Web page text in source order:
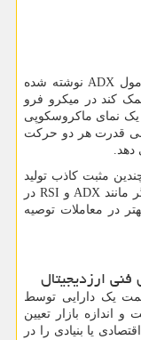
ADXنوشته شده
کند در میکرو فرو
یک نمای ماکروسکوپی
قدرت هر دو حرکت
دهد.
مثبت کاذب تولید
مانند ADXو RSI در
در معاملات توصیه
فنی ارزدیجیتال
یک دارایی توسط
اندازه بازار تعیین
یا بنیادی را در